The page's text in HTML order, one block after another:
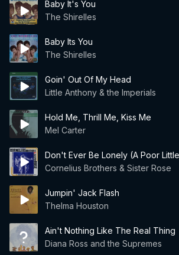
Baby It's You
The Shirelles
Baby Its You
The Shirelles
Goin' Out Of My Head
Little Anthony & the Imperials
Hold Me, Thrill Me, Kiss Me
Mel Carter
Don't Ever Be Lonely (A Poor
Cornelius Brothers & Sister Rose
Jumpin' Jack Flash
Thelma Houston
Ain't Nothing Like The Real Thing
Diana Ross and the Supremes